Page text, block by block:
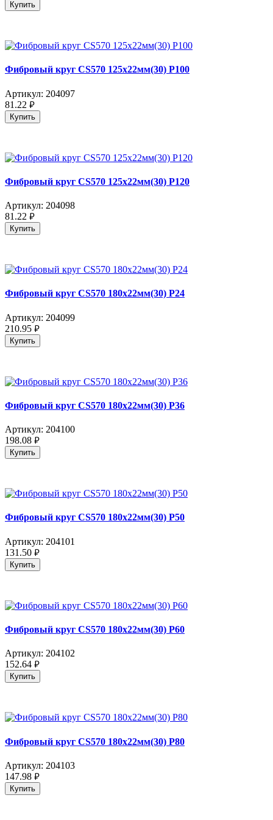
Купить
Фибровый круг CS570 125x22мм(30) P100
Артикул: 204097
81.22 руб.
Купить
Фибровый круг CS570 125x22мм(30) P120
Артикул: 204098
81.22 руб.
Купить
Фибровый круг CS570 180x22мм(30) P24
Артикул: 204099
210.95 руб.
Купить
Фибровый круг CS570 180x22мм(30) P36
Артикул: 204100
198.08 руб.
Купить
Фибровый круг CS570 180x22мм(30) P50
Артикул: 204101
131.50 руб.
Купить
Фибровый круг CS570 180x22мм(30) P60
Артикул: 204102
152.64 руб.
Купить
Фибровый круг CS570 180x22мм(30) P80
Артикул: 204103
147.98 руб.
Купить